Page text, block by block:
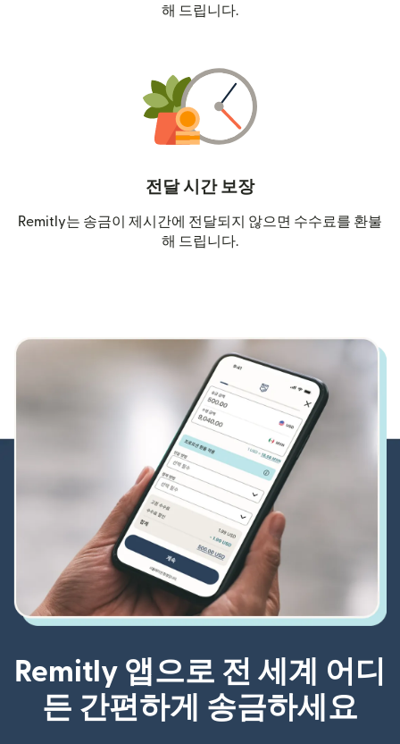
해 드립니다.
전달 시간 보장
Remitly는 송금이 제시간에 전달되지 않으면 수수료를 환불
해 드립니다.
Remitly 앱으로 전 세계 어디
든 간편하게 송금하세요